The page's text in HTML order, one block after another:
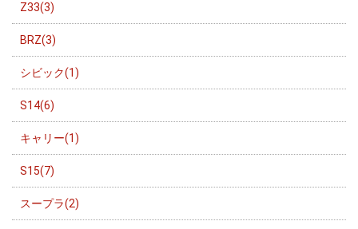
Z33(3)
BRZ(3)
シビック(1)
S14(6)
キャリー(1)
S15(7)
スープラ(2)